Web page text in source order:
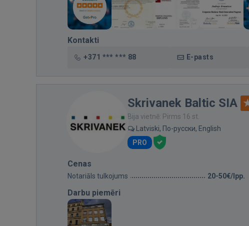
Kontakti
+371 *** *** 88 E-pasts
Skrivanek Baltic SIA
Bija vietnē: Pirms 16 st.
Latviski, По-русски, English
PRO
Cenas
Notariāls tulkojums 20-50€/lpp.
Darbu piemēri